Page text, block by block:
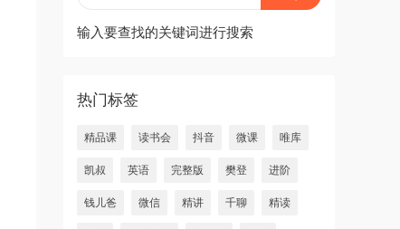
输入要查找的关键词进行搜索
热门标签
精品课 读书会 抖音 微课 唯库
凯叔 英语 完整版 樊登 进阶
钱儿爸 微信 精讲 千聊 精读